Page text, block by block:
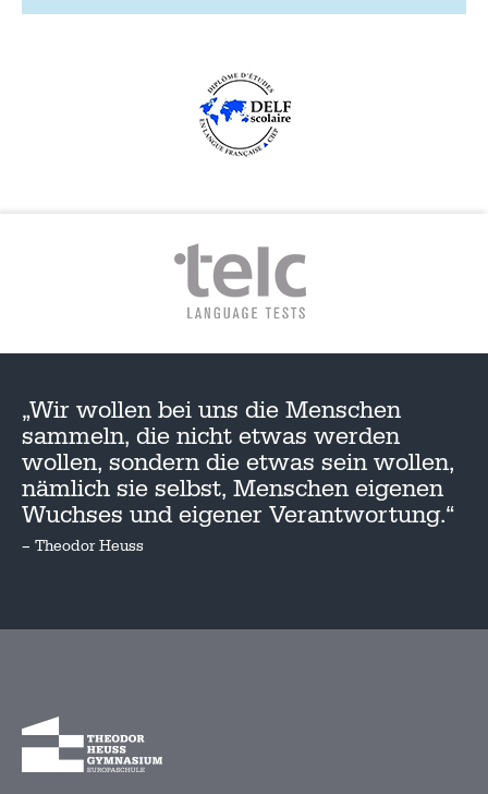
„Wir wollen bei uns die Menschen
sammeln, die nicht etwas werden
wollen, sondern die etwas sein wollen,
nämlich sie selbst, Menschen eigenen
Wuchses und eigener Verantwortung.“
– Theodor Heuss